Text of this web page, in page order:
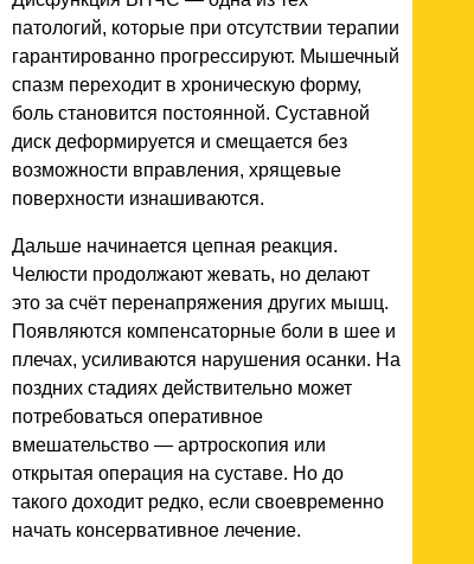
патологий, которые при отсутствии терапии
гарантированно прогрессируют. Мышечный
спазм переходит в хроническую форму,
боль становится постоянной. Суставной
диск деформируется и смещается без
возможности вправления, хрящевые
поверхности изнашиваются.
Дальше начинается цепная реакция.
Челюсти продолжают жевать, но делают
это за счёт перенапряжения других мышц.
Появляются компенсаторные боли в шее и
плечах, усиливаются нарушения осанки. На
поздних стадиях действительно может
потребоваться оперативное
вмешательство — артроскопия или
открытая операция на суставе. Но до
такого доходит редко, если своевременно
начать консервативное лечение.